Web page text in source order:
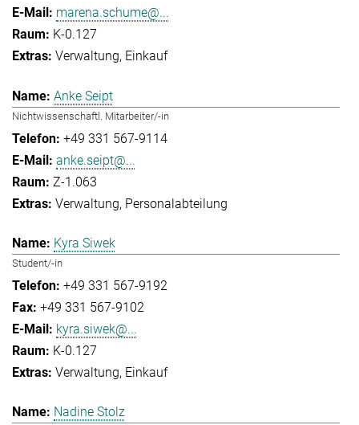
marena.schume@...
K-0.127
Verwaltung Einkauf
Anke Seipt
Nichtwissenschaftl. Mitarbeiter/-in
+49 331 567-9114
anke.seipt@...
Z-1.063
Verwaltung Personalabteilung
Kyra Siwek
Student/-in
+49 331 567-9192
+49 331 567-9102
kyra.siwek@...
K-0.127
Verwaltung Einkauf
Nadine Stolz